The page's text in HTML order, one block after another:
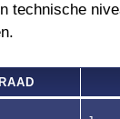
technische